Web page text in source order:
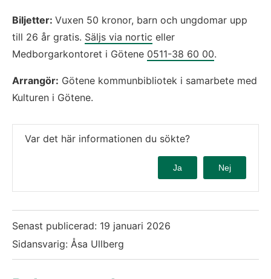
Biljetter: Vuxen 50 kronor, barn och ungdomar upp
till 26 år gratis. Säljs via nortic eller
Medborgarkontoret i Götene 0511-38 60 00.
Arrangör: Götene kommunbibliotek i samarbete med
Kulturen i Götene.
Var det här informationen du sökte?
Ja Nej
Senast publicerad: 19 januari 2026
Sidansvarig: Åsa Ullberg